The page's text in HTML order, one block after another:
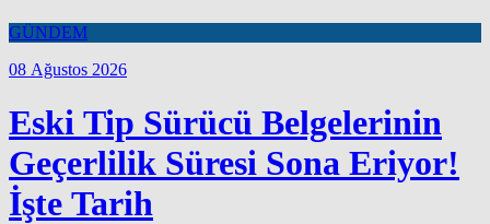
GÜNDEM
08 Ağustos 2026
Eski Tip Sürücü Belgelerinin
Geçerlilik Süresi Sona Eriyor!
İşte Tarih